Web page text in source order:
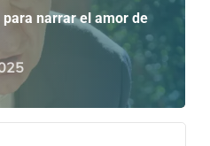
narrar el amor de